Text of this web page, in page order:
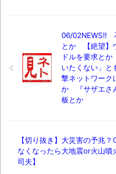
06/02NEWS!!
とか 【絶望】
ドルを要求と
いたくない」
撃ネットワーク
か 『サザエさ
板とか
【切り抜き】大災害の予兆
なくなったら大地震or火山噴
司夫】